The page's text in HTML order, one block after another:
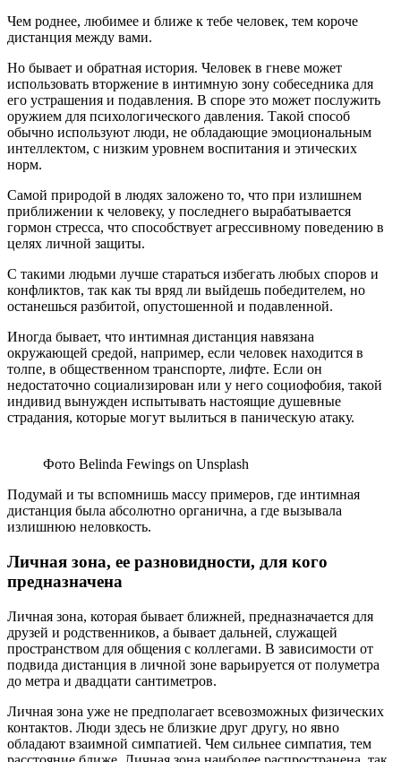
Чем роднее, любимее и ближе к тебе человек, тем короче
дистанция между вами.
Но бывает и обратная история. Человек в гневе может
использовать вторжение в интимную зону собеседника для
его устрашения и подавления. В споре это может послужить
оружием для психологического давления. Такой способ
обычно используют люди, не обладающие эмоциональным
интеллектом, с низким уровнем воспитания и этических
норм.
Самой природой в людях заложено то, что при излишнем
приближении к человеку, у последнего вырабатывается
гормон стресса, что способствует агрессивному поведению в
целях личной защиты.
С такими людьми лучше стараться избегать любых споров и
конфликтов, так как ты вряд ли выйдешь победителем, но
останешься разбитой, опустошенной и подавленной.
Иногда бывает, что интимная дистанция навязана
окружающей средой, например, если человек находится в
толпе, в общественном транспорте, лифте. Если он
недостаточно социализирован или у него социофобия, такой
индивид вынужден испытывать настоящие душевные
страдания, которые могут вылиться в паническую атаку.
Фото Belinda Fewings on Unsplash
Подумай и ты вспомнишь массу примеров, где интимная
дистанция была абсолютно органична, а где вызывала
излишнюю неловкость.
Личная зона, ее разновидности, для кого
предназначена
Личная зона, которая бывает ближней, предназначается для
друзей и родственников, а бывает дальней, служащей
пространством для общения с коллегами. В зависимости от
подвида дистанция в личной зоне варьируется от полуметра
до метра и двадцати сантиметров.
Личная зона уже не предполагает всевозможных физических
контактов. Люди здесь не близкие друг другу, но явно
обладают взаимной симпатией. Чем сильнее симпатия, тем